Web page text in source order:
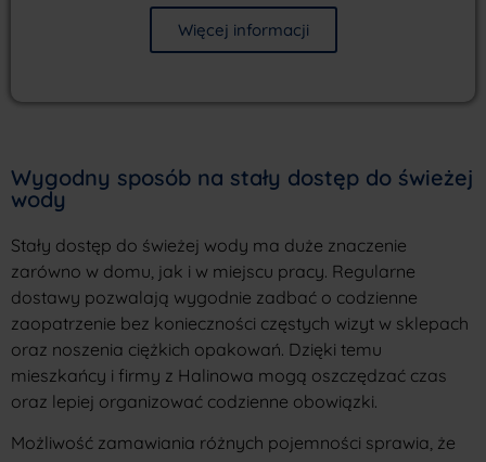
Więcej informacji
Wygodny sposób na stały dostęp do świeżej
wody
Stały dostęp do świeżej wody ma duże znaczenie
zarówno w domu, jak i w miejscu pracy. Regularne
dostawy pozwalają wygodnie zadbać o codzienne
zaopatrzenie bez konieczności częstych wizyt w sklepach
oraz noszenia ciężkich opakowań. Dzięki temu
mieszkańcy i firmy z Halinowa mogą oszczędzać czas
oraz lepiej organizować codzienne obowiązki.
Możliwość zamawiania różnych pojemności sprawia, że